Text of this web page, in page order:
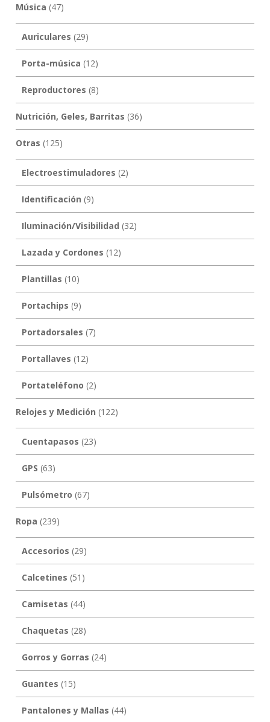
Música (47)
Auriculares (29)
Porta-música (12)
Reproductores (8)
Nutrición, Geles, Barritas (36)
Otras (125)
Electroestimuladores (2)
Identificación (9)
Iluminación/Visibilidad (32)
Lazada y Cordones (12)
Plantillas (10)
Portachips (9)
Portadorsales (7)
Portallaves (12)
Portateléfono (2)
Relojes y Medición (122)
Cuentapasos (23)
GPS (63)
Pulsómetro (67)
Ropa (239)
Accesorios (29)
Calcetines (51)
Camisetas (44)
Chaquetas (28)
Gorros y Gorras (24)
Guantes (15)
Pantalones y Mallas (44)